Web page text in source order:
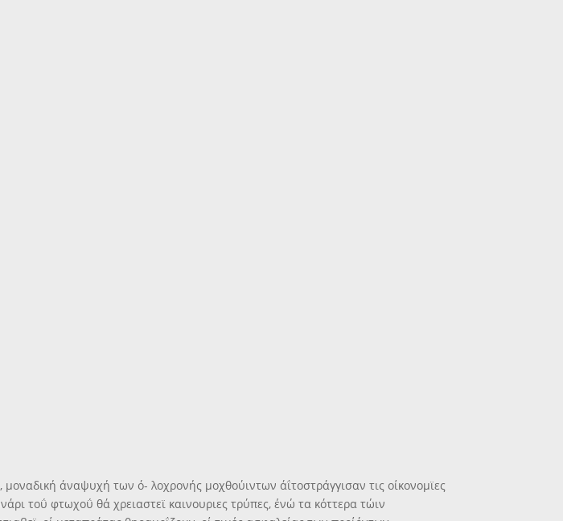
άναψυχή των ό- λοχρονής μοχθούιντων άΐτοστράγγισαν τις οίκονομϊες
τοΰ φτωχοΰ θά χρειαστεϊ καινουριες τρύπες, ένώ τα κόττερα τώιν